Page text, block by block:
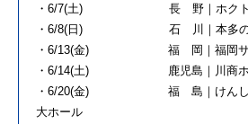
・6/7(土) 長 野｜ホクト文
・6/8(日) 石 川｜本多の森
・6/13(金) 福 岡｜福岡サン
・6/14(土) 鹿児島｜川商ホー
・6/20(金) 福 島｜けんしん
大ホール